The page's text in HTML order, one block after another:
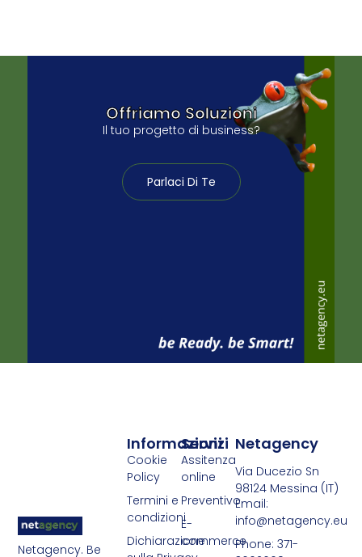
Offriamo Soluzioni
Il tuo progetto di business?
Parlaci Di Te
Netagency. Be
Servizi
Assitenza
online
Preventivo
E-
commerce
Informazioni
Cookie
Policy
Termini e
condizioni
Dichiarazione
Netagency
Via Ducezio Sn
98124 Messina (IT)
Email:
info@netagency.eu
Phone: 371-